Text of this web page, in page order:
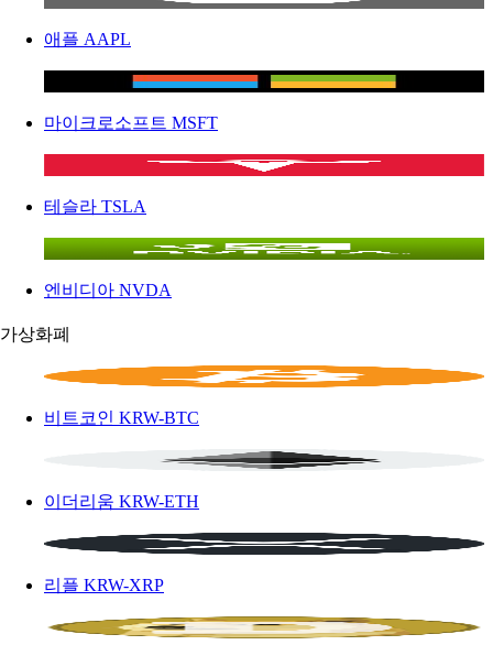
애플 AAPL
마이크로소프트 MSFT
테슬라 TSLA
엔비디아 NVDA
가상화폐
비트코인 KRW-BTC
이더리움 KRW-ETH
리플 KRW-XRP